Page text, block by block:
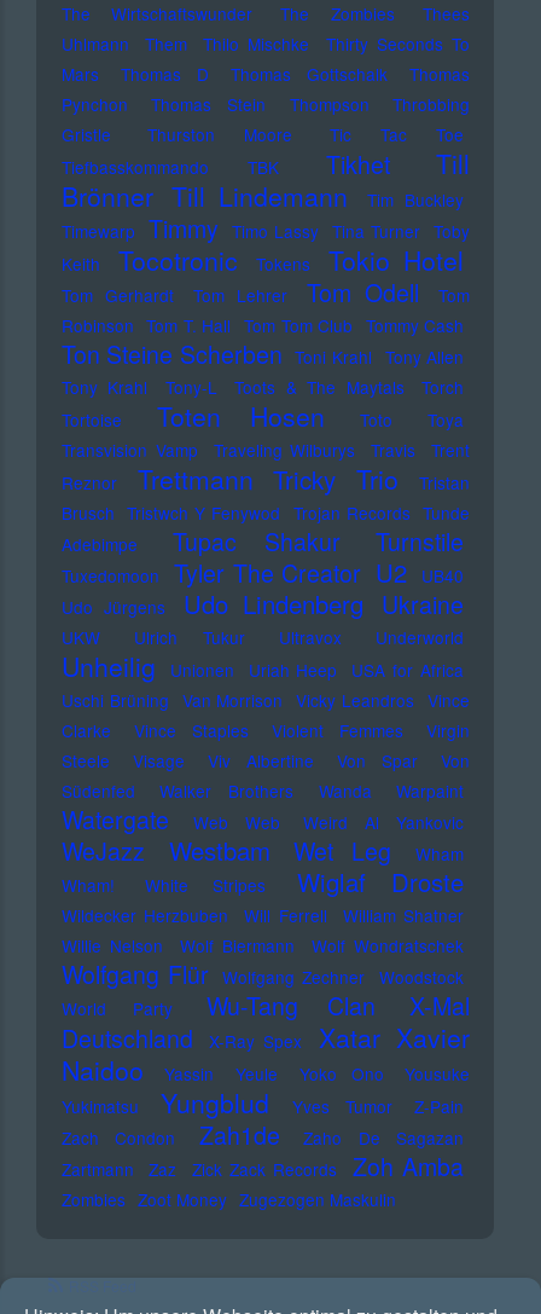
The Wirtschaftswunder
The Zombies
Thees
Uhlmann
Them Thilo Mischke
Thirty Seconds To
Mars
Thomas D Thomas Gottschalk
Thomas
Pynchon
Thomas Stein Thompson
Throbbing
Gristle
Thurston Moore
Tic Tac Toe
Tiefbasskommando TBK
Tikhet
Till
Brönner Till Lindemann
Tim Buckley
Timewarp Timmy Timo Lassy Tina Turner Toby
Keith
Tocotronic Tokens Tokio Hotel
Tom Gerhardt Tom Lehrer Tom Odell
Tom
Robinson Tom T. Hall Tom Tom Club Tommy Cash
Ton Steine Scherben Toni Krahl Tony Allen
Tony Krahl
Tony-L Toots & The Maytals
Torch
Tortoise
Toten Hosen Toto
Toya
Transvision Vamp
Traveling Wilburys Travis
Trent
Reznor
Trettmann Tricky Trio
Tristan
Brusch Tristwch Y Fenywod Trojan Records Tunde
Adebimpe
Tupac Shakur Turnstile
Tuxedomoon Tyler The Creator U2
UB40
Udo Jürgens
Udo Lindenberg Ukraine
UKW Ulrich Tukur Ultravox Underworld
Unheilig Unionen Uriah Heep
USA for Africa
Uschi Brüning Van Morrison Vicky Leandros Vince
Clarke
Vince Staples Violent Femmes
Virgin
Steele
Visage Viv Albertine Von Spar
Von
Südenfed
Walker Brothers Wanda Warpaint
Watergate Web Web Weird Al Yankovic
WeJazz Westbam Wet Leg
Wham
Wham!
White Stripes Wiglaf Droste
Wildecker Herzbuben Will Ferrell
William Shatner
Willie Nelson
Wolf Biermann Wolf Wondratschek
Wolfgang Flür Wolfgang Zechner
Woodstock
World Party
Wu-Tang Clan
X-Mal
Deutschland
X-Ray Spex Xatar Xavier
Naidoo
Yassin Yeule Yoko Ono
Yousuke
Yukimatsu
Yungblud Yves Tumor
Z-Pain
Zach Condon
Zah1de
Zaho De Sagazan
Zartmann
Zaz Zick Zack Records Zoh Amba
Zombies Zoot Money Zugezogen Maskulin